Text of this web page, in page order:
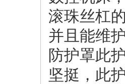
滚珠丝杠
并且能维
防护罩此
坚挺，此